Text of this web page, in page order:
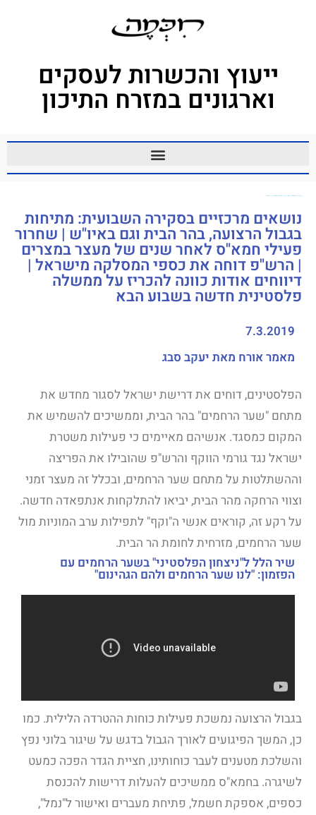
ייעוץ והכשרות לעסקים
וארגונים במזרח התיכון
מה קורה ברמאללה? האם תוכרז "ממשלה פלסטינית" חדשה?
נושאים מרכזיים בסקירה השבועית: מתיחות
בגבול הרצועה, בהר הבית וגם באיו"ש | שחרור
פעילי חמא"ס לאחר שנים של מעצר במצרים
| הרש"פ דוחה את כספי המסלקה מישראל |
דיווחים אודות כוונה להכריז על ממשלה
פלסטינית חדשה בשבוע הבא
7.3.2019
מאמר אורח מאת יעקב סבג
הפלסטינים, דוחים את דרישת ישראל לסגור מחדש את
מתחם "שער הרחמים" בהר הבית, וממשיכים להשמיש את
המקום כמסגד. אנשיהם מאיימים כי פעילות משטרת
ישראל נגד גורמי הווקף והרש"פ שהובילו את הפריצה
וההשתלטות על מתחם שער הרחמים, ובכלל זה מעצר זמני
וצווי הרחקה מהר הבית, יביאו להתלקחות אנתפאדה חדשה.
על רקע זה, קוראים אנשי ה"וקף" לתפילות ערב המוניות מול
שער הרחמים, מזרחית לחומת הר הבית.
שיר הלל ל"ניצחון הפלסטיני" בשער הרחמים עם
הפזמון: "לנו שער הרחמים ולהם הגהינום"
בגבול הרצועה נמשכת פעילות כוחות ההטרדה הלילית. כמו
כן, המשך הפיגועים לאורך הגבול בדגש על שיגור בלוני נפץ
והשלכת מטענים לעבר כוחותינו, חציית הגדר הפכה כמעט
לשיגרה. בחמא"ס ממשיכים להעלות דרישות להכנסת
כספים, אספקת חשמל, פתיחת מעברים ואישור ל"נמל",